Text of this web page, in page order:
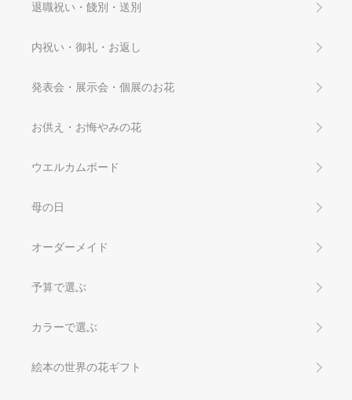
退職祝い・餞別・送別
内祝い・御礼・お返し
発表会・展示会・個展のお花
お供え・お悔やみの花
ウエルカムボード
母の日
オーダーメイド
予算で選ぶ
カラーで選ぶ
絵本の世界の花ギフト